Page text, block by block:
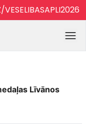
VESELIBASAPLI2026
Līvānos